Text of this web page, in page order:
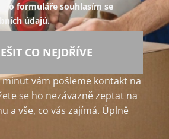
formuláře souhlasím se
údajů.
CO NEJDŘÍVE
minut vám pošleme kontakt na
se ho nezávazně zeptat na
a vše, co vás zajímá. Úplně